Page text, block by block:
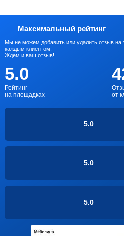
Максимальный рейтинг
Мы не можем добавить или удалить отзыв на
каждым клиентом.
Ждем и ваш отзыв!
5.0
Рейтинг
на площадках
от
5.0
5.0
5.0